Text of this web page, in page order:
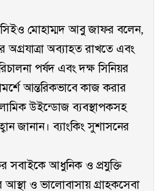
সিইও মোহাম্মদ আবু জাফর বলেন,
অগ্রযাত্রা অব্যাহত রাখতে এবং
পর্ষদ এবং দক্ষ সিনিয়র
আন্তরিকভাবে কাজ করার
উইন্ডোজ ব্যবস্থাপকসহ
জানান। ব্যাংকিং সুশাসনের
সবাইকে আধুনিক ও প্রযুক্তি
আস্থা ও ভালোবাসায় গ্রাহকসেবা